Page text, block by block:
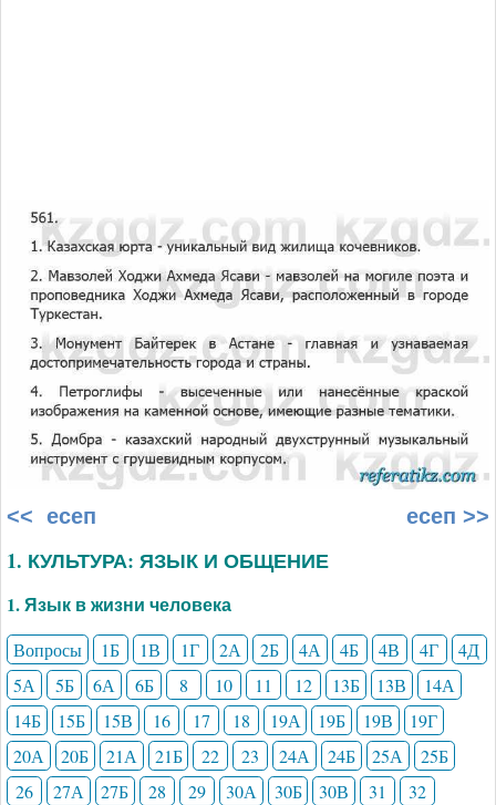
<< есеп есеп >>
1. КУЛЬТУРА: ЯЗЫК И ОБЩЕНИЕ
1. Язык в жизни человека
Вопросы 1Б 1В 1Г 2А 2Б 4А 4Б 4В 4Г
4Д
5А
5Б 6А 6Б 8 10 11 12 13Б 13В
14А
14Б
15Б 15В 16 17 18 19А 19Б 19В
19Г
20А
20Б 21А 21Б 22 23 24А 24Б 25А
25Б
26
27А 27Б 28 29 30А 30Б 30В 31 32